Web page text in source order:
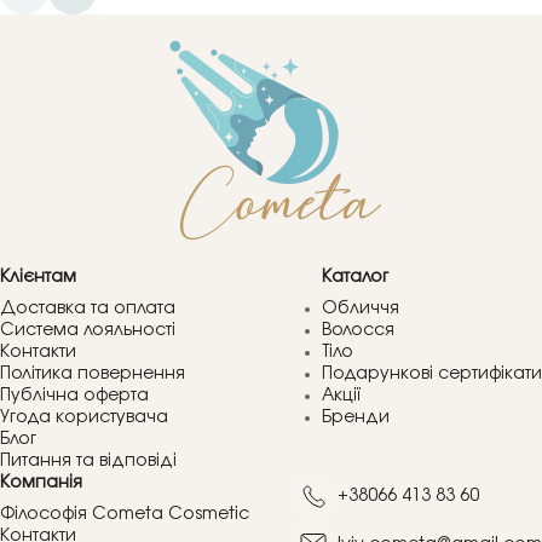
Клієнтам
Доставка та оплата
Система лояльності
Контакти
Політика повернення
Публічна оферта
Угода користувача
Блог
Питання та відповіді
Каталог
Обличчя
Волосся
Тіло
Подарункові сертифікати
Акції
Бренди
Компанія
Філософія Cometa Cosmetic
Контакти
+38066 413 83 60